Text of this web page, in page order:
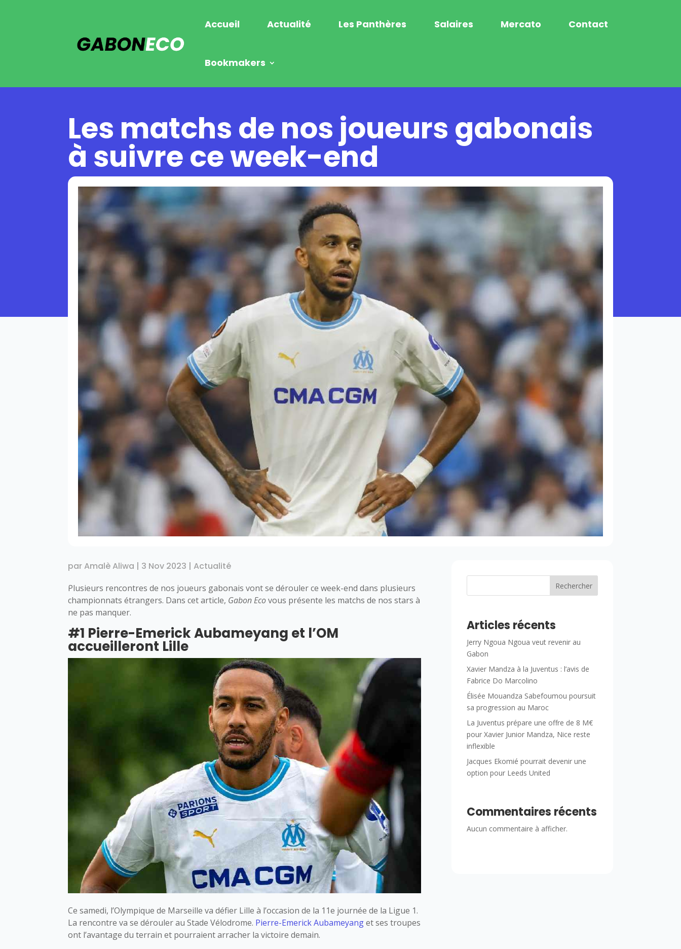
Accueil Actualité Les Panthères Salaires Mercato Contact
Bookmakers
Les matchs de nos joueurs gabonais
à suivre ce week-end
parAmalè Aliwa | 3 Nov 2023 |Actualité
Plusieurs rencontres de nos joueurs gabonais vont se dérouler ce week-end dans plusieurs
championnats étrangers. Dans cet article, Gabon Ecovous présente les matchs de nos stars à
ne pas manquer.
#1 Pierre-Emerick Aubameyang et l’OM
accueilleront Lille
Ce samedi, l’Olympique de Marseille va défier Lille à l’occasion de la 11e journée de la Ligue 1.
La rencontre va se dérouler au Stade Vélodrome. Pierre-Emerick Aubameyanget ses troupes
ont l’avantage du terrain et pourraient arracher la victoire demain.
Rechercher
Articles récents
Jerry Ngoua Ngoua veut revenir au
Gabon
Xavier Mandza à la Juventus : l’avis de
Fabrice Do Marcolino
Élisée Mouandza Sabefoumou poursuit
sa progression au Maroc
La Juventus prépare une offre de 8 M€
pour Xavier Junior Mandza, Nice reste
inflexible
Jacques Ekomié pourrait devenir une
option pour Leeds United
Commentaires récents
Aucun commentaire à afficher.